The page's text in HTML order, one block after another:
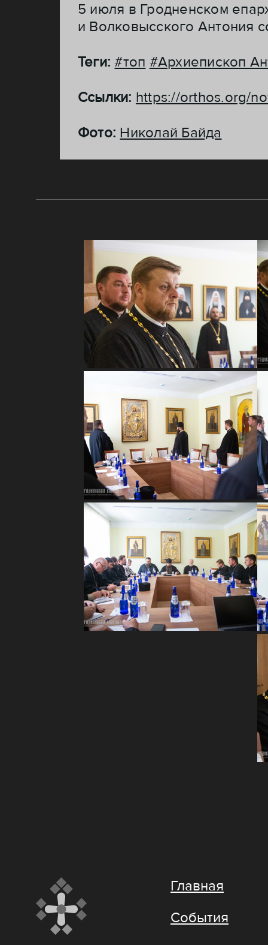
5 июля в Гродненском
и Волковысского Антония
Теги:#топ #Архиепископ
Ссылки: https://orthos.org/
Фото: Николай Байда
Главная
События